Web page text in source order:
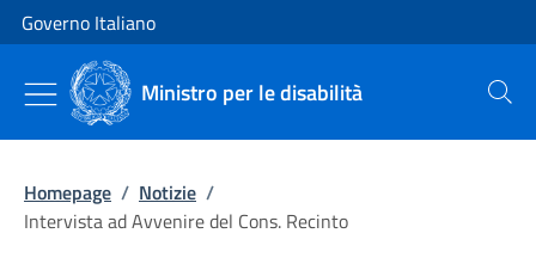
Vai al contenuto
Vai alla navigazione del sito
Governo Italiano
Ministro per le disabilità Cerca
Homepage / Notizie /
Intervista ad Avvenire del Cons. Recinto